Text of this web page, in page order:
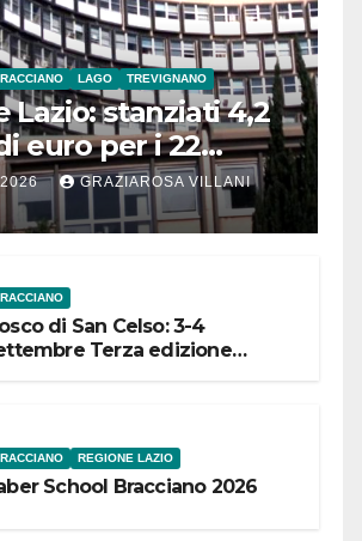
LAGO TREVIGNANO
Lazio: stanziati 4,2
euro per i 22
2026 GRAZIAROSA VILLANI
di San Celso: 3-4
Terza edizione
REGIONE LAZIO
School Bracciano 2026